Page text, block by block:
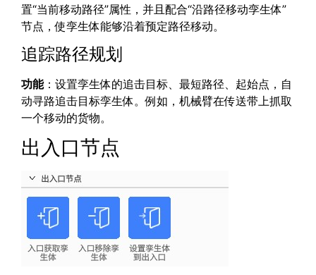
置“当前移动路径”属性，并且配合“沿路径移动孪生体”
节点，使孪生体能够沿着预定路径移动。
追踪路径规划
功能：设置孪生体的追击目标、最短路径、起始点，自
动寻路追击目标孪生体。例如，机械臂在传送带上抓取
一个移动的货物。
出入口节点